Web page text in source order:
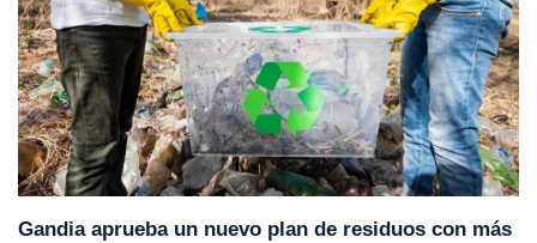
Gandia aprueba un nuevo plan de residuos con más